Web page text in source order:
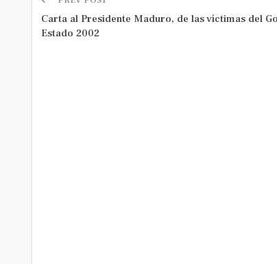
Carta al Presidente Maduro, de las víctimas del
Estado 2002